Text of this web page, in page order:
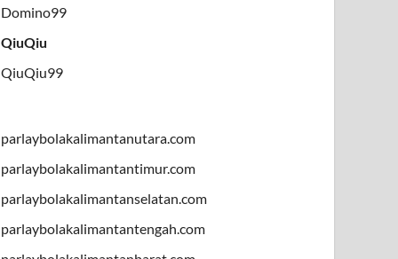
Domino99
QiuQiu
QiuQiu99
parlaybolakalimantanutara.com
parlaybolakalimantantimur.com
parlaybolakalimantanselatan.com
parlaybolakalimantantengah.com